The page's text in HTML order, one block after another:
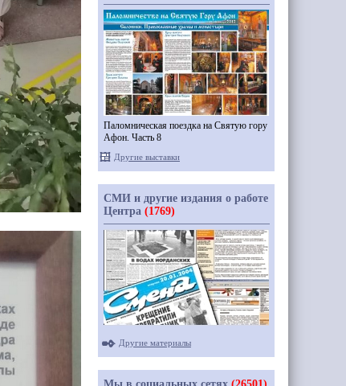
Паломническая поездка на Святую гору
Афон. Часть 8
Другие выставки
СМИ и другие издания о работе
Центра (1769)
Другие материалы